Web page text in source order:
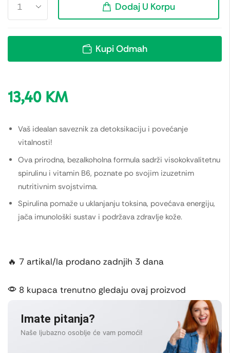
Dodaj U Korpu
Kupi Odmah
13,40 KM
Vaš idealan saveznik za detoksikaciju i povećanje
vitalnosti!
Ova prirodna, bezalkoholna formula sadrži visokokvalitetnu
spirulinu i vitamin B6, poznate po svojim izuzetnim
nutritivnim svojstvima.
Spirulina pomaže u uklanjanju toksina, povećava energiju,
jača imunološki sustav i podržava zdravlje kože.
🔥 7 artikal/la prodano zadnjih 3 dana
8 kupaca trenutno gledaju ovaj proizvod
Imate pitanja?
Naše ljubazno osoblje će vam pomoći!